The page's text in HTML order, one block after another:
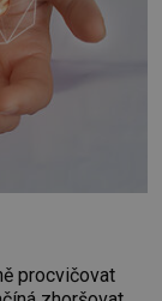
procvičovat